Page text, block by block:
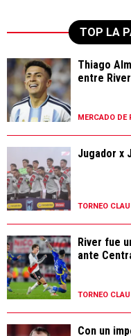
TOP LA
Thiago
entre
MERCADO DE
Jugador x
TORNEO
River fue
ante
TORNEO
Con un